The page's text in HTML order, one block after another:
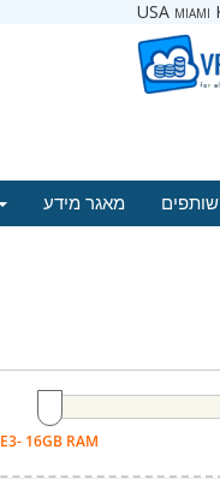
USA
מאגר מידע
E3- 16GB RAM